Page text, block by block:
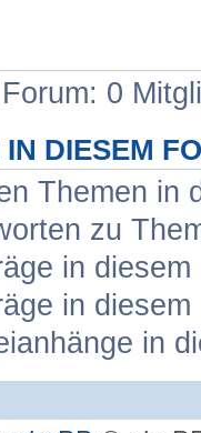
0
DIESEM
Themen in
zu
in
in
in